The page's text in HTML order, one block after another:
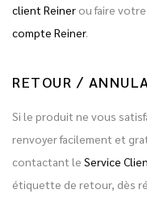
client Reiner ou faire
compte Reiner.
RETOUR /
Si le produit ne vous
renvoyer facilement et
contactant le Service
étiquette de retour, dès